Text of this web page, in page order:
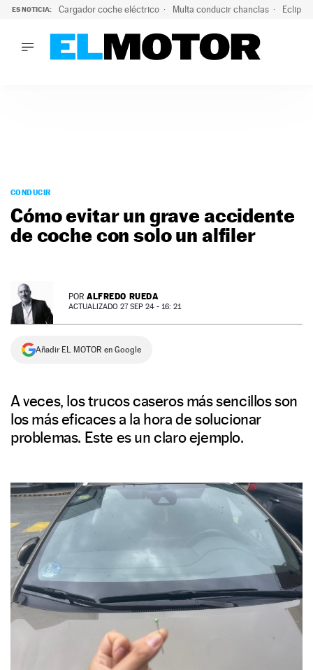
ES NOTICIA: Cargador coche eléctrico Multa conducir chanclas
PODCAST
MOTOS
TECNOLOGÍA
PREMIOS
SERVICIOS
CONDUCIR
Cómo evitar un grave accidente
de coche con solo un alfiler
POR ALFREDO RUEDA
ACTUALIZADO 27 SEP 24 - 16: 21
Añadir EL MOTOR en Google
A veces, los trucos caseros más sencillos son
los más eficaces a la hora de solucionar
problemas. Este es un claro ejemplo.